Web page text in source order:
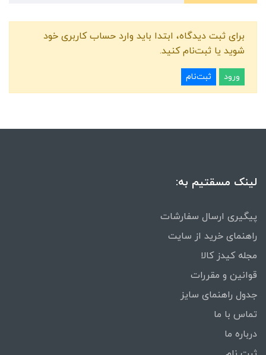
برای ثبت دیدگاه، ابتدا باید وارد حساب کاربری خود
شوید یا ثبت‌نام کنید.
ورود ثبت‌نام
لینک مسقتیم به:
پیگیری ارسال سفارشات
راهنمای خرید از سایت
مجله کیدز کالا
قوانین و مقررات
جدول راهنمای سایز
تماس با ما
درباره ما